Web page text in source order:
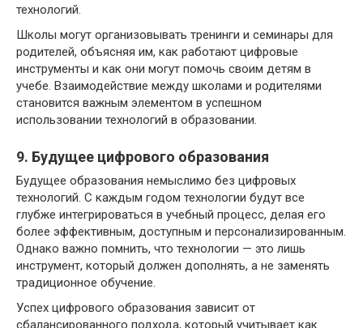
технологий.
Школы могут организовывать тренинги и семинары для
родителей, объясняя им, как работают цифровые
инструменты и как они могут помочь своим детям в
учебе. Взаимодействие между школами и родителями
становится важным элементом в успешном
использовании технологий в образовании.
9. Будущее цифрового образования
Будущее образования немыслимо без цифровых
технологий. С каждым годом технологии будут все
глубже интегрироваться в учебный процесс, делая его
более эффективным, доступным и персонализированным.
Однако важно помнить, что технологии — это лишь
инструмент, который должен дополнять, а не заменять
традиционное обучение.
Успех цифрового образования зависит от
сбалансированного подхода, который учитывает как